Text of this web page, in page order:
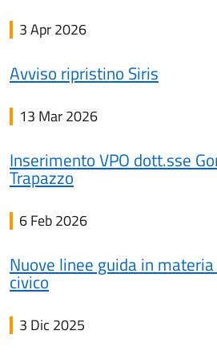
3 Apr 2026
Avviso ripristino Siris
13 Mar 2026
Inserimento VPO dott.sse
Trapazzo
6 Feb 2026
Nuove linee guida in
civico
3 Dic 2025